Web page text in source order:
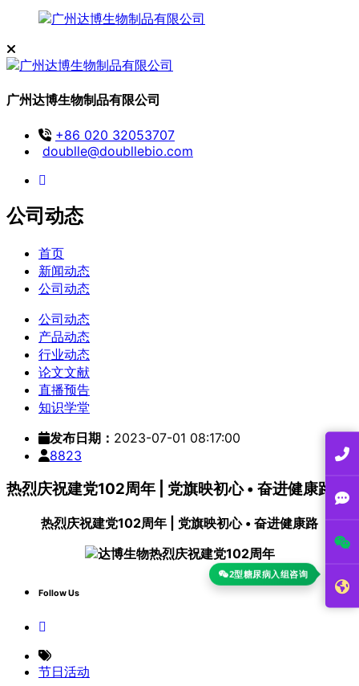
2型糖尿病入组咨询
广州达博生物制品有限公司
+86 020 32053707
doublle@doubllebio.com
公司动态
首页
新闻动态
公司动态
公司动态
产品动态
行业动态
论文文献
直播预告
知识学堂
发布日期： 2023-07-01 08:17:00
8823
热烈庆祝建党102周年 | 党旗映初心 • 奋进健康路
热烈庆祝建党102周年 | 党旗映初心 • 奋进健康路
Follow Us
节日活动